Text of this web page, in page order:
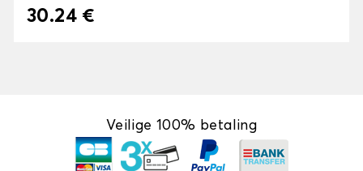
30.24 €
Veilige 100% betaling